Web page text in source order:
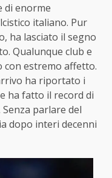
di enorme
italiano. Pur
ha lasciato il segno
Qualunque club e
estremo affetto.
ha riportato i
ha fatto il record di
parlare del
dopo interi decenni